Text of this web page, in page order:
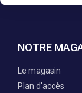
NOTRE
Le magasin
Plan d'accès